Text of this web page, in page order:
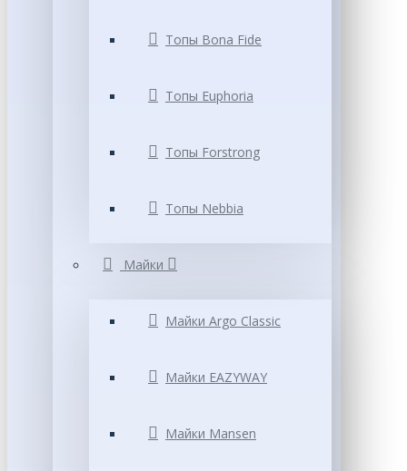
Топы Bona Fide
Топы Euphoria
Топы Forstrong
Топы Nebbia
Майки
Майки Argo Classic
Майки EAZYWAY
Майки Mansen